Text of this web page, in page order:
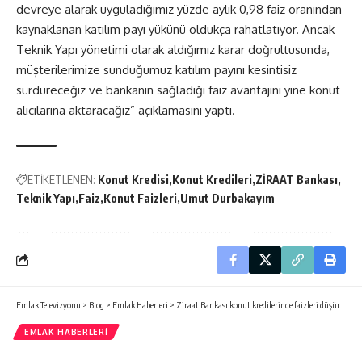
devreye alarak uyguladığımız yüzde aylık 0,98 faiz oranından
kaynaklanan katılım payı yükünü oldukça rahatlatıyor. Ancak
Teknik Yapı yönetimi olarak aldığımız karar doğrultusunda,
müşterilerimize sunduğumuz katılım payını kesintisiz
sürdüreceğiz ve bankanın sağladığı faiz avantajını yine konut
alıcılarına aktaracağız” açıklamasını yaptı.
ETİKETLENEN: Konut Kredisi Konut Kredileri ZİRAAT Bankası
Teknik Yapı Faiz Konut Faizleri Umut Durbakayım
Emlak Televizyonu > Blog > Emlak Haberleri > Ziraat Bankası konut kredilerinde faizleri düşürdü
EMLAK HABERLERI